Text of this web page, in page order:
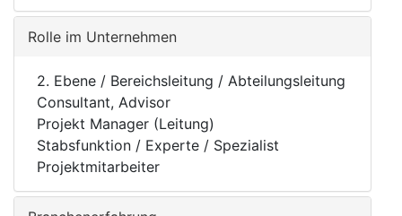
Rolle im Unternehmen
2. Ebene / Bereichsleitung / Abteilungsleitung
Consultant, Advisor
Projekt Manager (Leitung)
Stabsfunktion / Experte / Spezialist
Projektmitarbeiter